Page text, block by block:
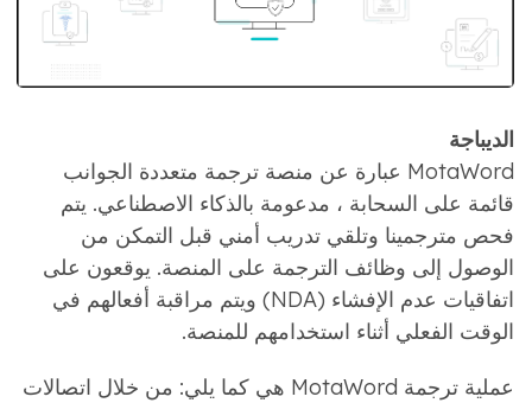
الديباجة
MotaWord عبارة عن منصة ترجمة متعددة الجوانب
قائمة على السحابة ، مدعومة بالذكاء الاصطناعي. يتم
فحص مترجمينا وتلقي تدريب أمني قبل التمكن من
الوصول إلى وظائف الترجمة على المنصة. يوقعون على
اتفاقيات عدم الإفشاء (NDA) ويتم مراقبة أفعالهم في
الوقت الفعلي أثناء استخدامهم للمنصة.
عملية ترجمة MotaWord هي كما يلي: من خلال اتصالات